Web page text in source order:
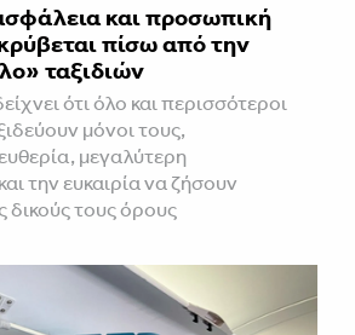
και προσωπική
πίσω από την
ταξιδιών
ότι όλο και περισσότεροι
μόνοι τους,
μεγαλύτερη
την ευκαιρία να ζήσουν
δικούς τους όρους